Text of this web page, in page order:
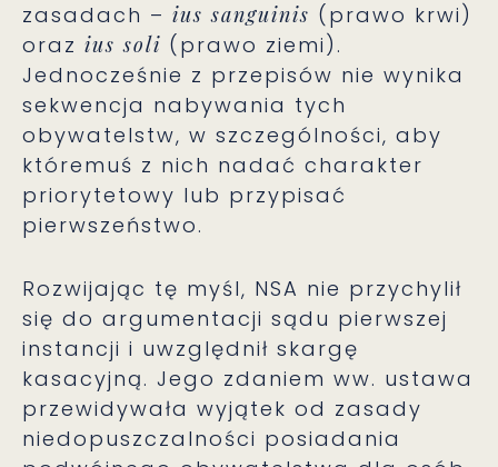
zasadach – ius sanguinis (prawo krwi)
oraz ius soli (prawo ziemi).
Jednocześnie z przepisów nie wynika
sekwencja nabywania tych
obywatelstw, w szczególności, aby
któremuś z nich nadać charakter
priorytetowy lub przypisać
pierwszeństwo.
Rozwijając tę myśl, NSA nie przychylił
się do argumentacji sądu pierwszej
instancji i uwzględnił skargę
kasacyjną. Jego zdaniem ww. ustawa
przewidywała wyjątek od zasady
niedopuszczalności posiadania